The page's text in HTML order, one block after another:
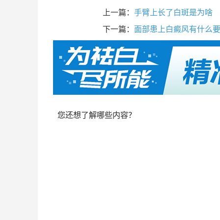
上一篇： 手臂上长了白斑是为啥
下一篇： 面部患上白癜风有什么
您还想了解哪些内容？